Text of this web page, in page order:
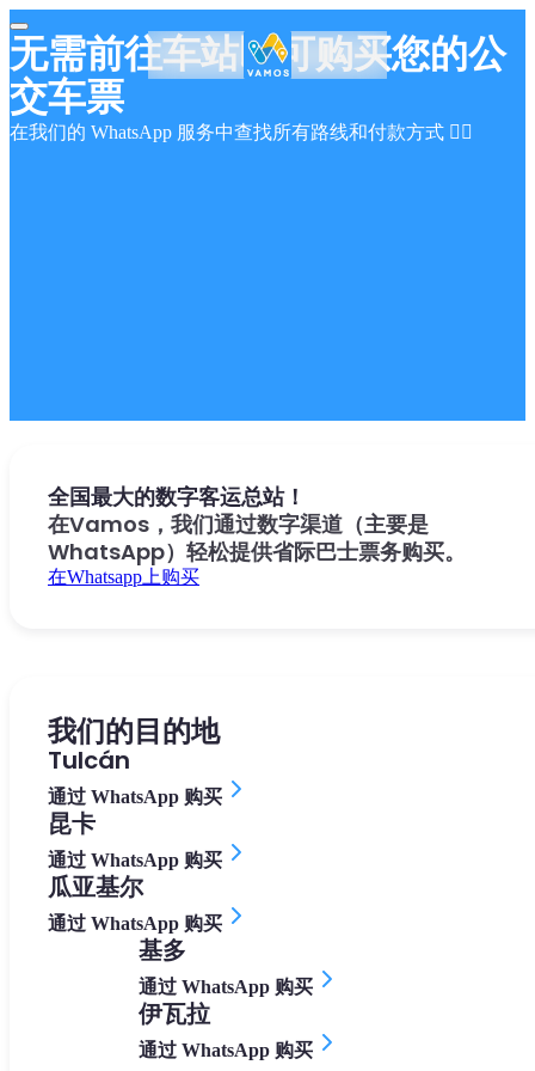
无需前往车站即可购买您的公
交车票
在我们的 WhatsApp 服务中查找所有路线和付款方式 👇🏻
全国最大的数字客运总站！
在Vamos，我们通过数字渠道（主要是
WhatsApp）轻松提供省际巴士票务购买。
在Whatsapp上购买
我们的目的地
Tulcán
通过 WhatsApp 购买
昆卡
通过 WhatsApp 购买
瓜亚基尔
通过 WhatsApp 购买
基多
通过 WhatsApp 购买
伊瓦拉
通过 WhatsApp 购买